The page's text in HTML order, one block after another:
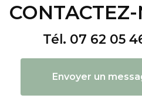
Tél. 07 62 05
Envoyer un